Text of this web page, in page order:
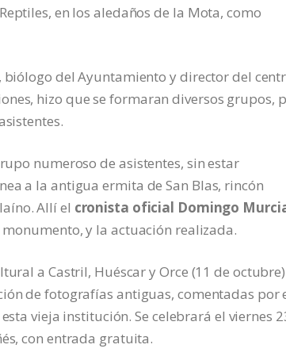
en los aledaños de la Mota, como
del Ayuntamiento y director del
hizo que se formaran diversos grupos,
numeroso de asistentes, sin estar
a la antigua ermita de San Blas, rincón
Allí el cronista oficial Domingo
y la actuación realizada.
a Castril, Huéscar y Orce (11 de
de fotografías antiguas, comentadas por
vieja institución. Se celebrará el viernes
con entrada gratuita.